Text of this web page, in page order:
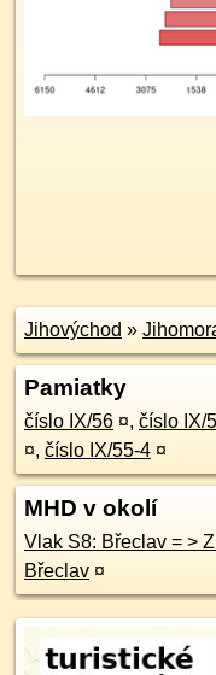
Jihovýchod »
Pamiatky
číslo IX/56 ¤, číslo IX/
¤, číslo IX/55-4 ¤
MHD v okolí
Vlak
Břeclav ¤